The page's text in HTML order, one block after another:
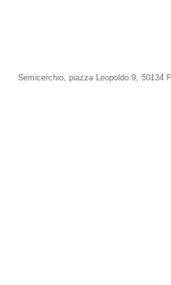
Semicerchio, piazza Leopoldo 9, 50134